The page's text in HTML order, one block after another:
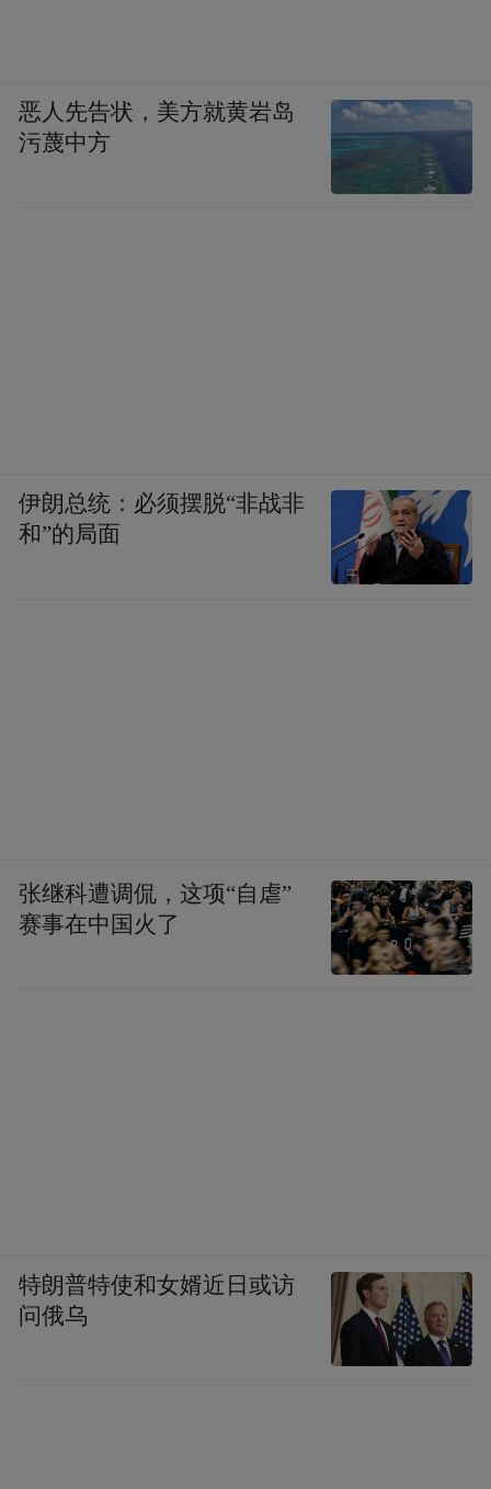
恶人先告状，美方就黄岩岛
污蔑中方
伊朗总统：必须摆脱“非战非
和”的局面
张继科遭调侃，这项“自虐”
赛事在中国火了
特朗普特使和女婿近日或访
问俄乌